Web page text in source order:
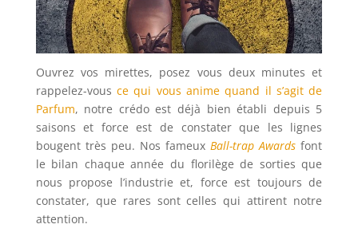
Ouvrez vos mirettes, posez vous deux minutes et
rappelez-vousce qui vous anime quand il s’agit de
Parfum, notre crédo est déjà bien établi depuis 5
saisons et force est de constater que les lignes
bougent très peu. Nos fameuxBall-trap Awards font
le bilan chaque année du florilège de sorties que
nous propose l’industrie et, force est toujours de
constater, que rares sont celles qui attirent notre
attention.